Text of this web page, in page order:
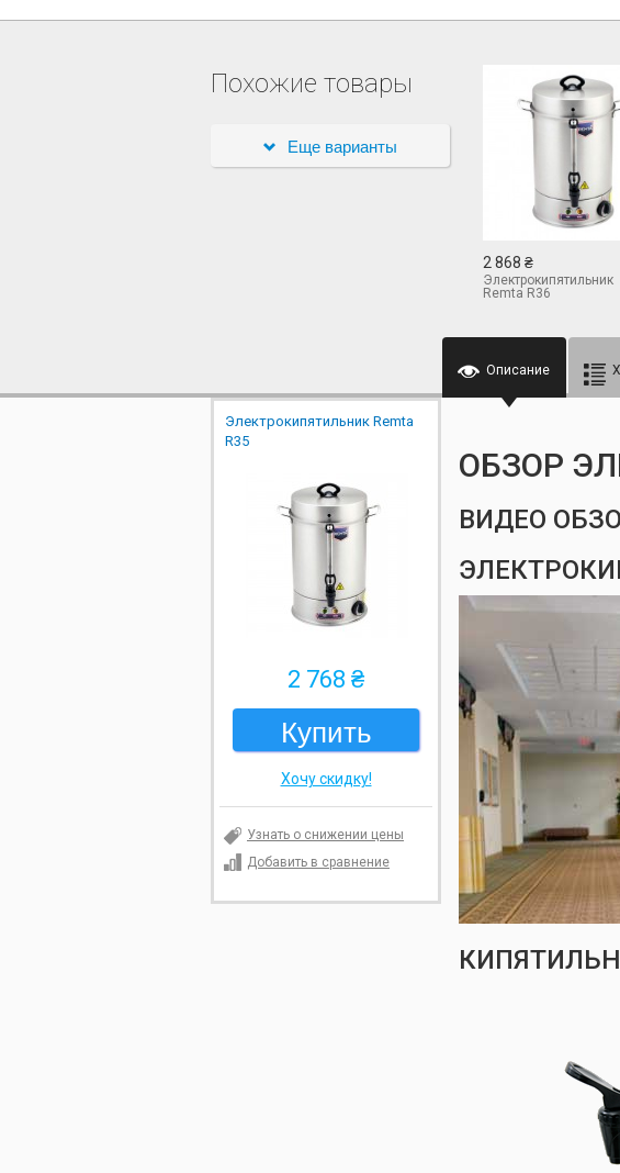
Похожие товары
Еще варианты
2 868 ₴
Электрокипятильник
Remta R36
Электрокипятильник Remta
R35
2 768 ₴
Купить
Хочу скидку!
Узнать о снижении цены
Добавить в сравнение
Описание
ОБЗОР
ВИДЕО